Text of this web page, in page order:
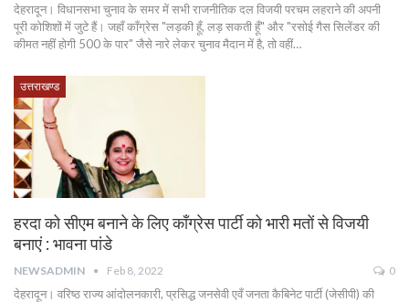
देहरादून। विधानसभा चुनाव के समर में सभी राजनीतिक दल विजयी परचम लहराने की अपनी
पूरी कोशिशों में जुटे हैं। जहाँ काँग्रेस "लड़की हूँ, लड़ सकती हूँ" और "रसोई गैस सिलेंडर की
कीमत नहीं होगी 500 के पार" जैसे नारे लेकर चुनाव मैदान में है, तो वहीं…
उत्तराखण्ड
हरदा को सीएम बनाने के लिए काँग्रेस पार्टी को भारी मतों से विजयी
बनाएं : भावना पांडे
NEWSADMIN Feb 8, 2022 0
देहरादून। वरिष्ठ राज्य आंदोलनकारी, प्रसिद्ध जनसेवी एवँ जनता कैबिनेट पार्टी (जेसीपी) की